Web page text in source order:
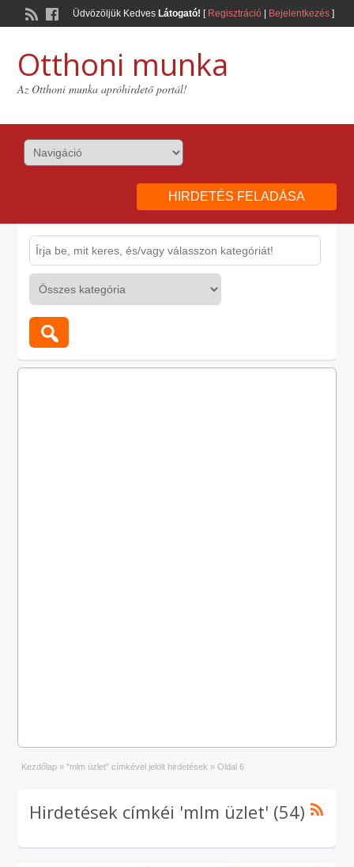
Üdvözöljük Kedves Látogató! [ Regisztráció| Bejelentkezés]
Otthoni munka
Az Otthoni munka apróhirdető portál!
HIRDETÉS FELADÁSA
Kezdőlap » "mlm üzlet" címkével jelölt hirdetések » Oldal 6
Hirdetések címkéi 'mlm üzlet' (54)